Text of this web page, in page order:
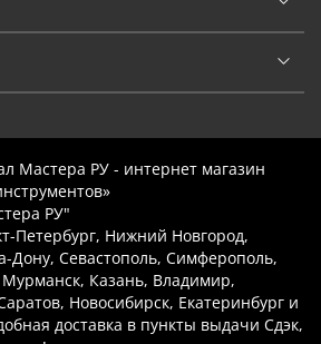
Мастера РУ - интернет магазин
РУ"
Петербург, Нижний Новгород,
Дону, Севастополь, Симферополь,
Казань, Владимир,
Новосибирск, Екатеринбург и
доставка в пункты выдачи Сдэк,